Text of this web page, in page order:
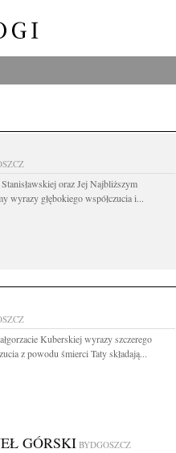
oraz Jej Najbliższym
wyrazy głębokiego współczucia i...
Kuberskiej wyrazy szczerego
z powodu śmierci Taty składają...
GÓRSKI BYDGOSZCZ